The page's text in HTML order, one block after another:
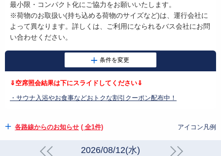
最小限・コンパクト化にご協力をお願いいたします。
※荷物のお取扱い(持ち込める荷物のサイズなど)は、運行会社に
よって異なります。詳しくは、ご利用になられるバス会社にお問
い合わせください。
⇓空席照会結果は下にスライドしてください⇓
・サウナ入浴やお食事などおトクな割引クーポン配布中！
各路線からのお知らせ ( 全1件) アイコン凡例
2026/08/12(水)